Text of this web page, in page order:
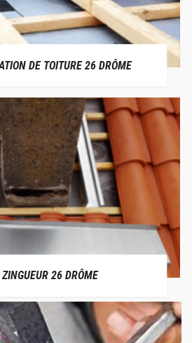
DE TOITURE 26 DRÔME
26 DRÔME